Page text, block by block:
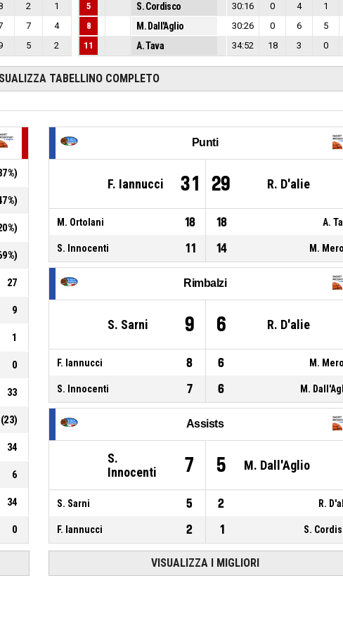
2
1
7
4
5 2
5
S. Cordisco 30:16 0 4 1
8
M. Dall'Aglio 30:26 0 6 5
11
A. Tava 34:52 18 3 0
TABELLINO COMPLETO
%)
%)
%)
%)
27
9
1
0
33
(23)
34
6
34
0
Punti
F. Iannucci 31 29 R. D'alie
M. Ortolani 18 18 A.
S. Innocenti 11 14 M.
Rimbalzi
S. Sarni 9 6 R. D'alie
F. Iannucci 8 6 M.
S. Innocenti 7 6 M.
Assists
S.
Innocenti
7 5 M. Dall'Aglio
S. Sarni 5 2 R.
F. Iannucci 2 1 S.
VISUALIZZA I MIGLIORI